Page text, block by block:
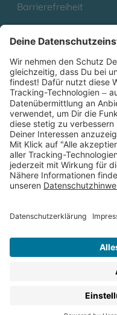
Barrierefreiheit
Partnerprogramm
Folge uns auf
* Versandkostenfrei
Deutschlands
** Lieferzeit 1-3
Thienemann-Esslinger Verlag